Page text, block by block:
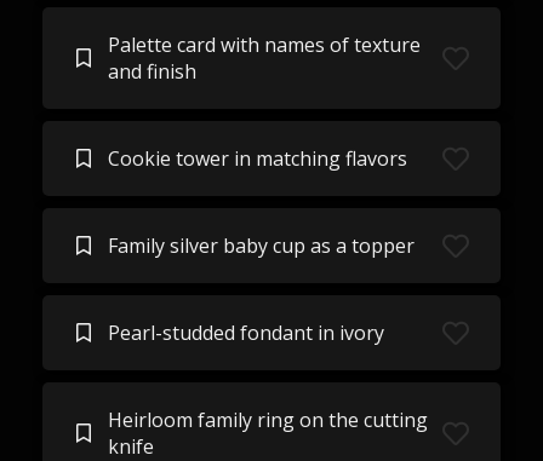
Palette card with names of texture
and finish
Cookie tower in matching flavors
Family silver baby cup as a topper
Pearl-studded fondant in ivory
Heirloom family ring on the cutting
knife